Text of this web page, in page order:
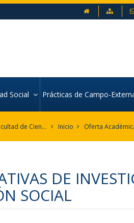
Mapa
Social Prácticas de Campo-
Facultad de Ciencias Sociales Inicio Oferta
DE
SOCIAL